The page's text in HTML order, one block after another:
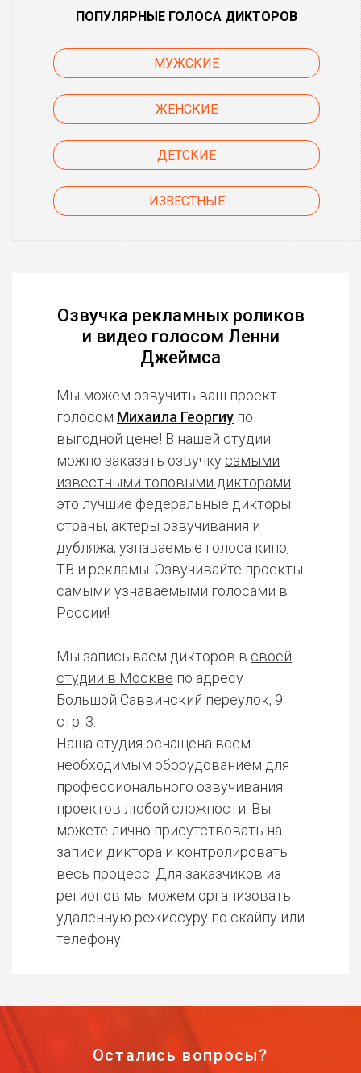
ПОПУЛЯРНЫЕ ГОЛОСА ДИКТОРОВ
МУЖСКИЕ
ЖЕНСКИЕ
ДЕТСКИЕ
ИЗВЕСТНЫЕ
Озвучка рекламных роликов
и видео голосом Ленни
Джеймса
Мы можем озвучить ваш проект
голосом Михаила Георгиу по
выгодной цене! В нашей студии
можно заказать озвучку самыми
известными топовыми дикторами -
это лучшие федеральные дикторы
страны, актеры озвучивания и
дубляжа, узнаваемые голоса кино,
ТВ и рекламы. Озвучивайте проекты
самыми узнаваемыми голосами в
России!
Мы записываем дикторов в своей
студии в Москве по адресу
Большой Саввинский переулок, 9
стр. 3.
Наша студия оснащена всем
необходимым оборудованием для
профессионального озвучивания
проектов любой сложности. Вы
можете лично присутствовать на
записи диктора и контролировать
весь процесс. Для заказчиков из
регионов мы можем организовать
удаленную режиссуру по скайпу или
телефону.
Остались вопросы?